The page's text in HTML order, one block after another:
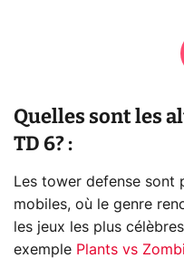
Quelles sont les
TD 6? :
Les tower defense sont
mobiles, où le genre
les jeux les plus
exemple Plants vs